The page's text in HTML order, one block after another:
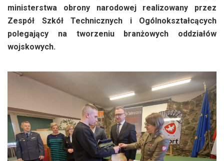
ministerstwa obrony narodowej realizowany przez
Zespół Szkół Technicznych i Ogólnokształcących
polegający na tworzeniu branżowych oddziałów
wojskowych.